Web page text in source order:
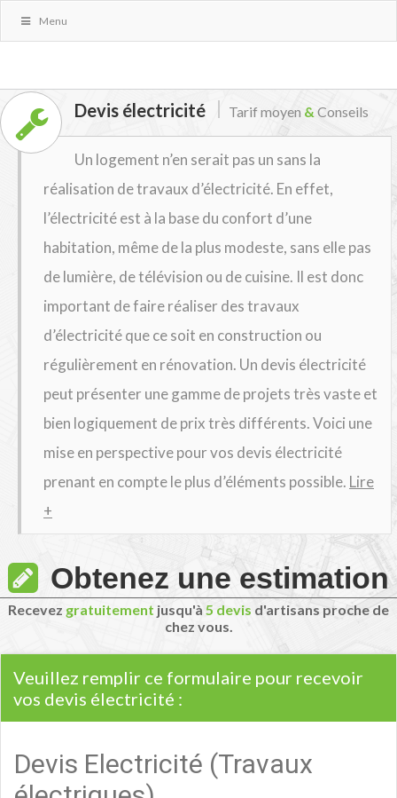
Devis électricité Tarif moyen & Conseils
Un logement n’en serait pas un sans la
réalisation de travaux d’électricité. En effet,
l’électricité est à la base du confort d’une
habitation, même de la plus modeste, sans elle pas
de lumière, de télévision ou de cuisine. Il est donc
important de faire réaliser des travaux
d’électricité que ce soit en construction ou
régulièrement en rénovation. Un devis électricité
peut présenter une gamme de projets très vaste et
bien logiquement de prix très différents. Voici une
mise en perspective pour vos devis électricité
prenant en compte le plus d’éléments possible. Lire
+
Obtenez une estimation
Recevez gratuitement jusqu'à 5 devis d'artisans proche de
chez vous.
Veuillez remplir ce formulaire pour recevoir
vos devis électricité :
Devis Electricité (Travaux
Menu